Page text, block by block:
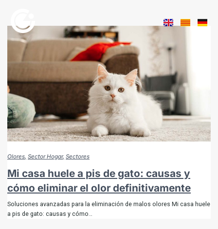
Olores Sector Hogar Sectores
Mi casa huele a pis de gato: causas y
cómo eliminar el olor definitivamente
Soluciones avanzadas para la eliminación de malos olores Mi casa huele
a pis de gato: causas y cómo…